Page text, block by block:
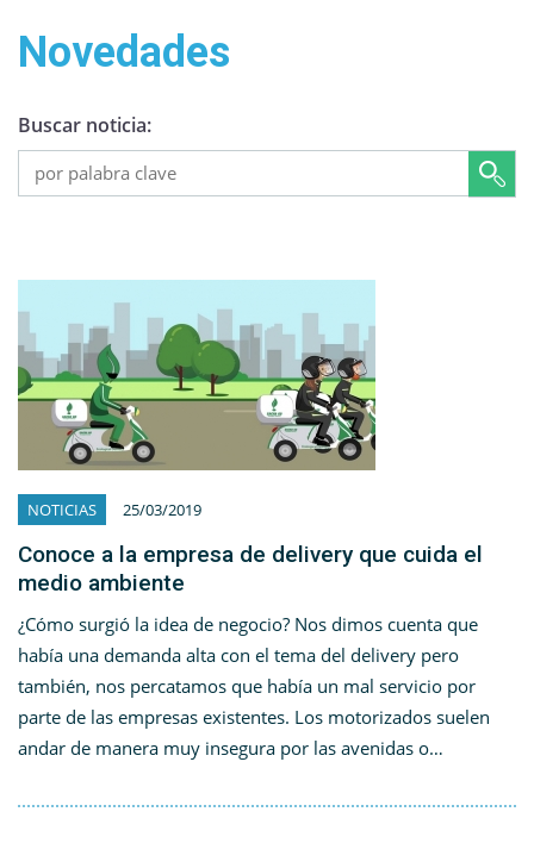
Novedades
Buscar noticia:
NOTICIAS 25/03/2019
Conoce a la empresa de delivery que cuida el
medio ambiente
¿Cómo surgió la idea de negocio? Nos dimos cuenta que
había una demanda alta con el tema del delivery pero
también, nos percatamos que había un mal servicio por
parte de las empresas existentes. Los motorizados suelen
andar de manera muy insegura por las avenidas o…